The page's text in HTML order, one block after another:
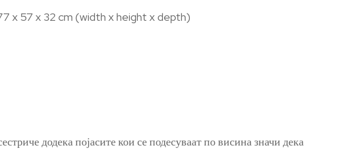
x 57 x 32 cm (width x height x depth)
додека појасите кои се подесуваат по висина значи дека